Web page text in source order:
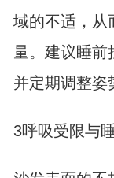
域的不适，从
量。建议睡前
并定期调整姿
3呼吸受限与